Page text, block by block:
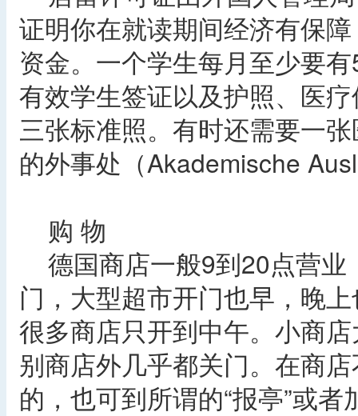
证明你在就读期间经济有保
资金。一个学生每月至少要
有效学生签证以及护照、医
三张标准照。有时还需要一
的外事处（Akademische
购 物
德国商店一般9到20点营业
门，大型超市开门也早，晚
很多商店只开到中午。小商
别商店外几乎都关门。在商
的，也可到所谓的“报亭”或者